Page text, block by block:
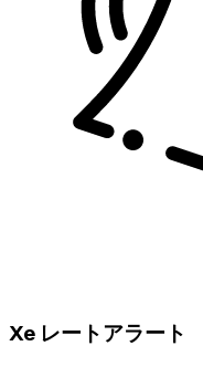
Xe レートアラート